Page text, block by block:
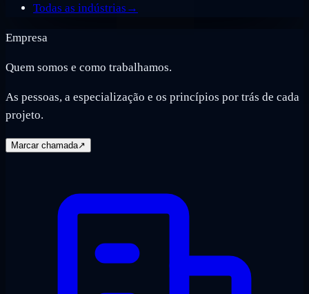
Todas as indústrias →
Empresa
Quem somos e como trabalhamos.
As pessoas, a especialização e os princípios por trás de cada
projeto.
Marcar chamada↗